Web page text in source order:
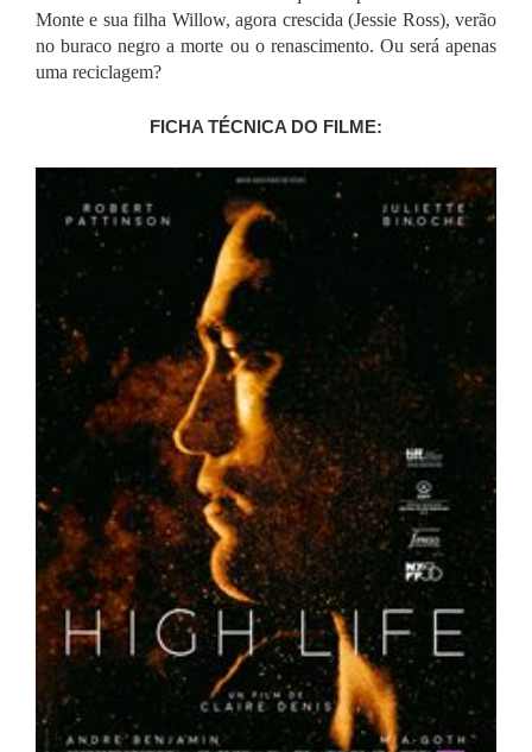
Monte e sua filha Willow, agora crescida (Jessie Ross), verão
no buraco negro a morte ou o renascimento. Ou será apenas
uma reciclagem?
FICHA TÉCNICA DO FILME: